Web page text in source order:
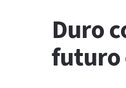
Duro
futuro